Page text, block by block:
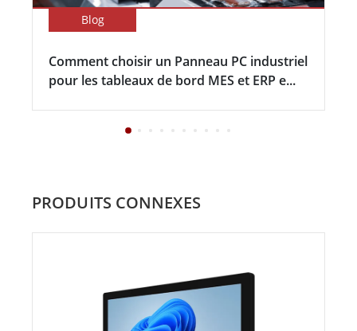
Blog
Comment choisir un Panneau PC industriel
pour les tableaux de bord MES et ERP e...
PRODUITS CONNEXES